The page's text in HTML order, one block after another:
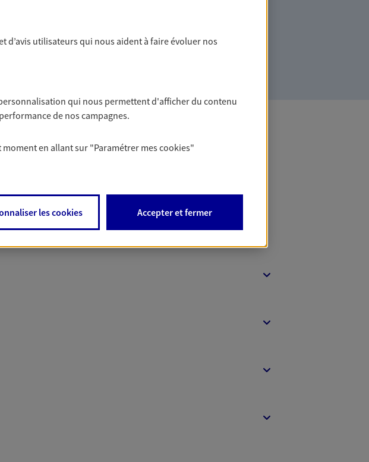
votre activité, vos collaborateurs... mais aussi vous-même et
& Banque
& ENTREPRISES
d’avis utilisateurs qui nous aident à faire évoluer nos
qui nous permettent d'afficher du contenu
de nos campagnes.
moment en allant sur "Paramétrer mescookies"
les cookies Accepter et fermer